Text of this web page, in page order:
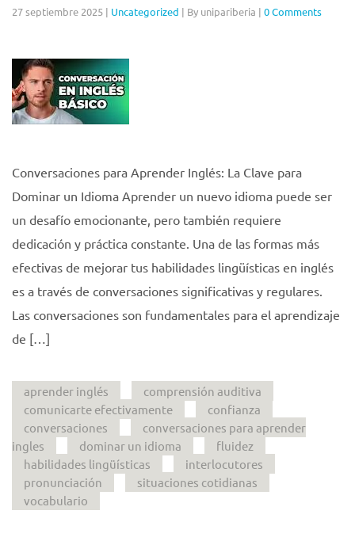
27 septiembre 2025 | Uncategorized | By unipariberia | 0 Comments
Conversaciones para Aprender Inglés: La Clave para
Dominar un Idioma Aprender un nuevo idioma puede ser
un desafío emocionante, pero también requiere
dedicación y práctica constante. Una de las formas más
efectivas de mejorar tus habilidades lingüísticas en inglés
es a través de conversaciones significativas y regulares.
Las conversaciones son fundamentales para el aprendizaje
de […]
aprender inglés
comprensión auditiva
comunicarte efectivamente
confianza
conversaciones
conversaciones para aprender
ingles
dominar un idioma
fluidez
habilidades lingüísticas
interlocutores
pronunciación
situaciones cotidianas
vocabulario